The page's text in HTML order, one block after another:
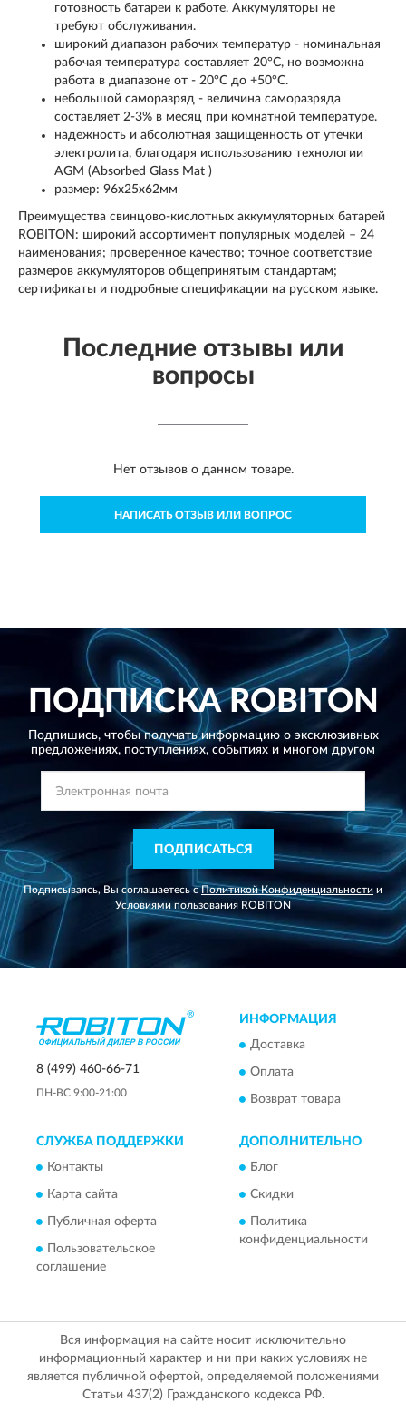
готовность батареи к работе. Аккумуляторы не
требуют обслуживания.
широкий диапазон рабочих температур - номинальная
рабочая температура составляет 20°С, но возможна
работа в диапазоне от - 20°С до +50°С.
небольшой саморазряд - величина саморазряда
составляет 2-3% в месяц при комнатной температуре.
надежность и абсолютная защищенность от утечки
электролита, благодаря использованию технологии
AGM (Absorbed Glass Mat )
размер: 96х25х62мм
Преимущества свинцово-кислотных аккумуляторных батарей
ROBITON: широкий ассортимент популярных моделей – 24
наименования; проверенное качество; точное соответствие
размеров аккумуляторов общепринятым стандартам;
сертификаты и подробные спецификации на русском языке.
Последние отзывы или
вопросы
Нет отзывов о данном товаре.
НАПИСАТЬ ОТЗЫВ ИЛИ ВОПРОС
ПОДПИСКАROBITON
Подпишись, чтобы получать информацию о эксклюзивных
предложениях, поступлениях, событиях и многом другом
ПОДПИСАТЬСЯ
Подписываясь, Вы соглашаетесь сПолитикой Конфиденциальности и
Условиями пользования ROBITON
8 (499) 460-66-71
ПН-ВС 9:00-21:00
ИНФОРМАЦИЯ
Доставка
Оплата
Возврат товара
СЛУЖБА ПОДДЕРЖКИ
Контакты
Карта сайта
Публичная оферта
Пользовательское
соглашение
ДОПОЛНИТЕЛЬНО
Блог
Скидки
Политика
конфиденциальности
Вся информация на сайте носит исключительно
информационный характер и ни при каких условиях не
является публичной офертой, определяемой положениями
Статьи 437(2) Гражданского кодекса РФ.